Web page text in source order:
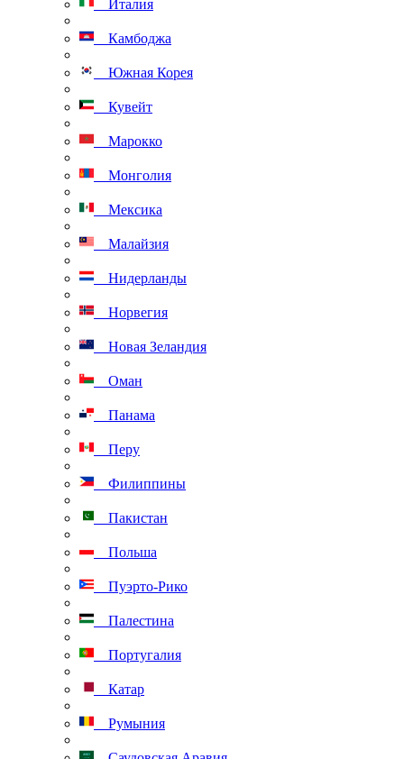
Италия
Камбоджа
Южная Корея
Кувейт
Марокко
Монголия
Мексика
Малайзия
Нидерланды
Норвегия
Новая Зеландия
Оман
Панама
Перу
Филиппины
Пакистан
Польша
Пуэрто-Рико
Палестина
Португалия
Катар
Румыния